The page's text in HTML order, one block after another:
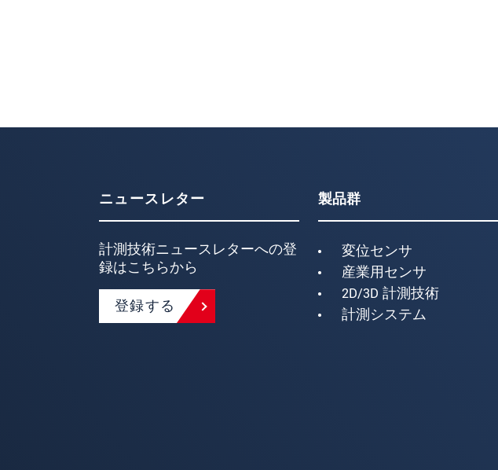
ニュースレター
計測技術ニュースレターへの登
録はこちらから
登録する
製品群
変位センサ
産業用センサ
2D/3D 計測技術
計測システム